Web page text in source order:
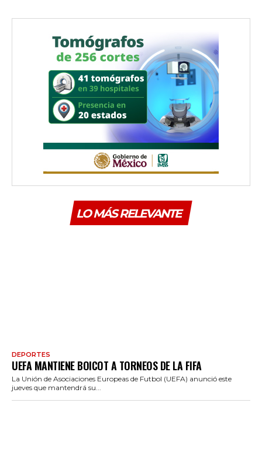
LO MÁS RELEVANTE
DEPORTES
UEFA MANTIENE BOICOT A TORNEOS DE LA FIFA
La Unión de Asociaciones Europeas de Futbol (UEFA) anunció este
jueves que mantendrá su...